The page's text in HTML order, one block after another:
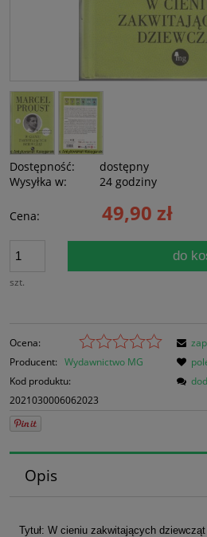
Dostępność:
dostępny
Wysyłka w:
24 godziny
Cena: 49,90 zł
szt.
do
Ocena:
Producent: Wydawnictwo MG
Kod produktu:
2021030006062023
Opis
Tytuł: W cieniu zakwitających